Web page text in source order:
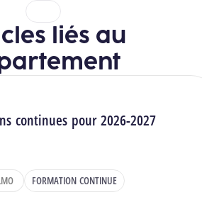
1 liés au
continues pour 2026-2027
: FORMATION CONTINUE